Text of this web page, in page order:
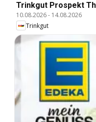
Trinkgut Prospekt
10.08.2026- 14.08.2026
Trinkgut